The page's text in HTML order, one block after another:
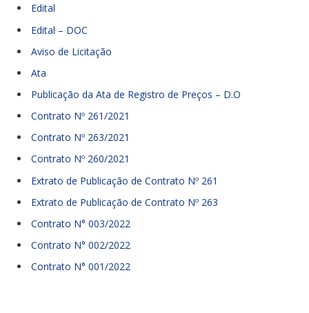
Edital
Edital – DOC
Aviso de Licitação
Ata
Publicação da Ata de Registro de Preços – D.O
Contrato Nº 261/2021
Contrato Nº 263/2021
Contrato Nº 260/2021
Extrato de Publicação de Contrato Nº 261
Extrato de Publicação de Contrato Nº 263
Contrato N° 003/2022
Contrato N° 002/2022
Contrato N° 001/2022